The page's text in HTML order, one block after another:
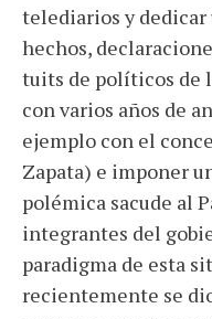
telediarios y dedicar
hechos,
tuits de políticos de
con varios años de
ejemplo con el
Zapata) e imponer
polémica sacude al
integrantes del
paradigma de esta
recientemente se